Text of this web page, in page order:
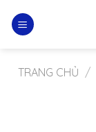
TRANG CHỦ /